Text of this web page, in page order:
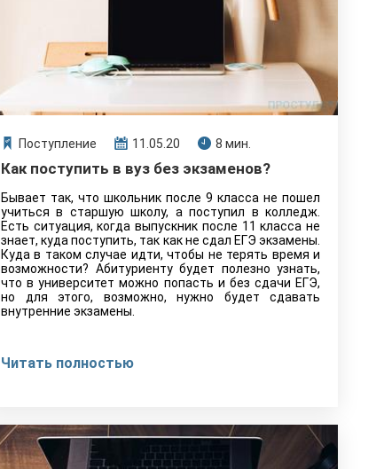
Поступление 11.05.20 8 мин.
Как поступить в вуз без экзаменов?
Бывает так, что школьник после 9 класса не пошел
учиться в старшую школу, а поступил в колледж.
Есть ситуация, когда выпускник после 11 класса не
знает, куда поступить, так как не сдал ЕГЭ экзамены.
Куда в таком случае идти, чтобы не терять время и
возможности? Абитуриенту будет полезно узнать,
что в университет можно попасть и без сдачи ЕГЭ,
но для этого, возможно, нужно будет сдавать
внутренние экзамены.
Читать полностью